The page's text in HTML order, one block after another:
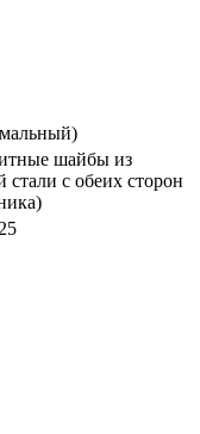
шайбы из
стали с обеих сторон